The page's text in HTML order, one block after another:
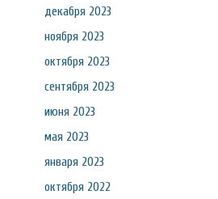
декабря 2023
ноября 2023
октября 2023
сентября 2023
июня 2023
мая 2023
января 2023
октября 2022